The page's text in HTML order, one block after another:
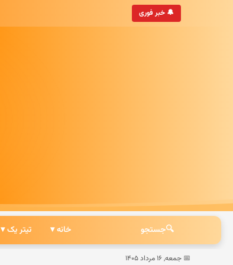
🔔 خبر فوری
🔍جستجو خانه ▾ تیتر یک ▾
📅 جمعه, ۱۶ مرداد ۱۴۰۵